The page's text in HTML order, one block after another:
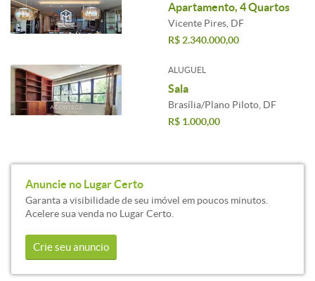
Apartamento, 4 Quartos
Vicente Pires, DF
R$ 2.340.000,00
ALUGUEL
Sala
Brasília/Plano Piloto, DF
R$ 1.000,00
Anuncie no Lugar Certo
Garanta a visibilidade de seu imóvel em poucos minutos.
Acelere sua venda no Lugar Certo.
Crie seu anuncio